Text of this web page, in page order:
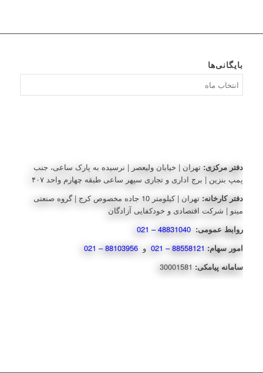
بایگانی‌ها
دفتر مرکزی: تهران | خیابان ولیعصر | نرسیده به پارک ساعی، جنب
پمپ بنزین | برج اداری و تجاری سپهر ساعی طبقه چهارم واحد ۴۰۷
دفتر کارخانه:
تهران | کیلومتر 10 جاده مخصوص کرج | گروه صنعتی
مینو | شرکت اقتصادی و خودکفایی آزادگان
روابط عمومی:
امور سهام: 88558121 – 021 و
سامانه پیامکی: